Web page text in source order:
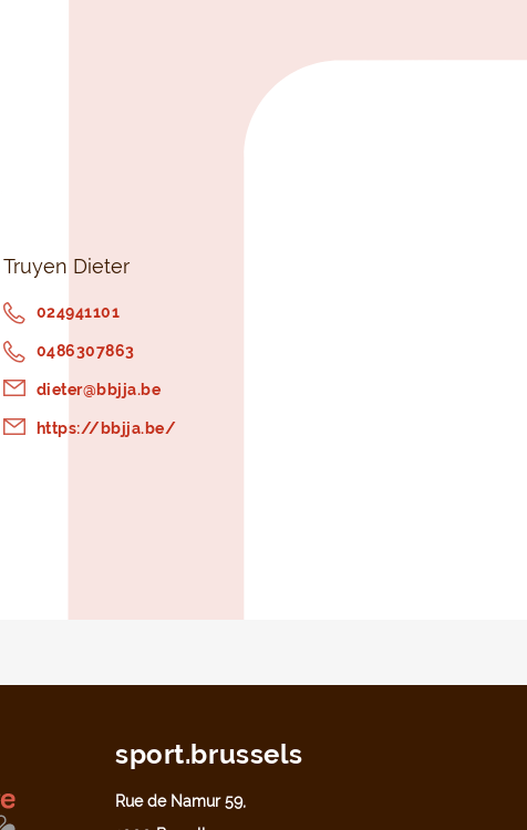
Truyen Dieter
024941101
0486307863
dieter@bbjja.be
https://bbjja.be/
sport.brussels
Rue de Namur 59,